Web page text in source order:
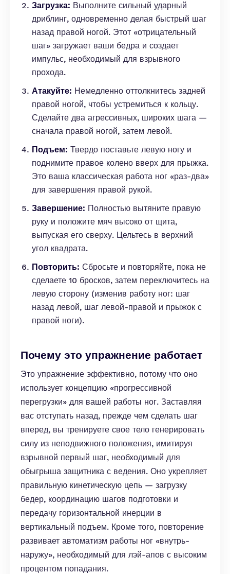
Загрузка: Выполните сильный ударный
дриблинг, одновременно делая быстрый шаг
назад правой ногой. Этот «отрицательный
шаг» загружает ваши бедра и создает
импульс, необходимый для взрывного
прохода.
Атакуйте: Немедленно оттолкнитесь задней
правой ногой, чтобы устремиться к кольцу.
Сделайте два агрессивных, широких шага —
сначала правой ногой, затем левой.
Подъем: Твердо поставьте левую ногу и
поднимите правое колено вверх для прыжка.
Это ваша классическая работа ног «раз-два»
для завершения правой рукой.
Завершение: Полностью вытяните правую
руку и положите мяч высоко от щита,
выпуская его сверху. Цельтесь в верхний
угол квадрата.
Повторить: Сбросьте и повторяйте, пока не
сделаете 10 бросков, затем переключитесь на
левую сторону (изменив работу ног: шаг
назад левой, шаг левой-правой и прыжок с
правой ноги).
Почему это упражнение работает
Это упражнение эффективно, потому что оно
использует концепцию «прогрессивной
перегрузки» для вашей работы ног. Заставляя
вас отступать назад, прежде чем сделать шаг
вперед, вы тренируете свое тело генерировать
силу из неподвижного положения, имитируя
взрывной первый шаг, необходимый для
обыгрыша защитника с ведения. Оно укрепляет
правильную кинетическую цепь — загрузку
бедер, координацию шагов подготовки и
передачу горизонтальной инерции в
вертикальный подъем. Кроме того, повторение
развивает автоматизм работы ног «внутрь-
наружу», необходимый для лэй-апов с высоким
процентом попадания.